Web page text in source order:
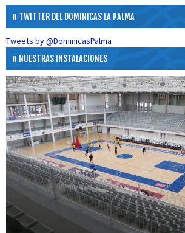
TWITTER DEL DOMINICAS LA PALMA
Tweets by @DominicasPalma
NUESTRAS INSTALACIONES